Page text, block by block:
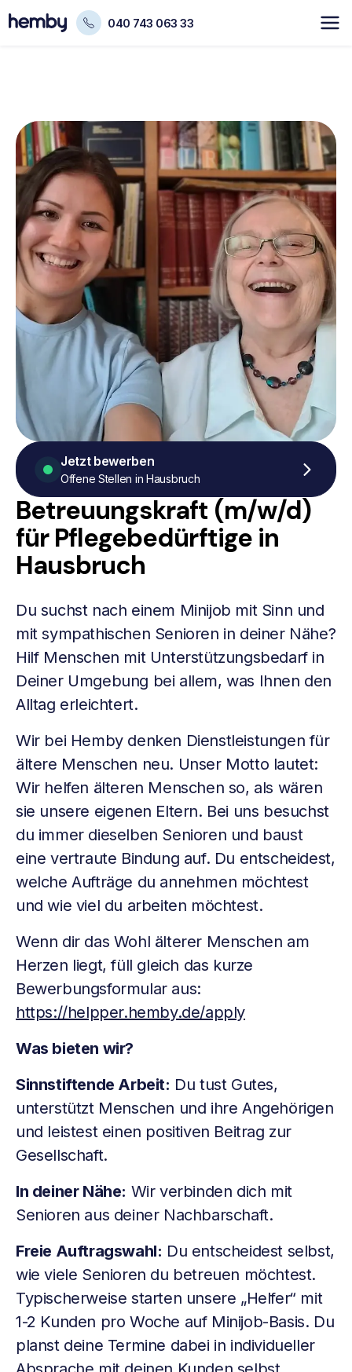
040 743 063 33
Betreuungskraft (m/w/d)
für Pflegebedürftige in
Hausbruch
Du suchst nach einem Minijob mit Sinn und
mit sympathischen Senioren in deiner Nähe?
Hilf Menschen mit Unterstützungsbedarf in
Deiner Umgebung bei allem, was Ihnen den
Alltag erleichtert.
Wir bei Hemby denken Dienstleistungen für
ältere Menschen neu. Unser Motto lautet:
Wir helfen älteren Menschen so, als wären
sie unsere eigenen Eltern. Bei uns besuchst
du immer dieselben Senioren und baust
eine vertraute Bindung auf. Du entscheidest,
welche Aufträge du annehmen möchtest
und wie viel du arbeiten möchtest.
Wenn dir das Wohl älterer Menschen am
Herzen liegt, füll gleich das kurze
Bewerbungsformular aus:
https://helpper.hemby.de/apply
Was bieten wir?
Sinnstiftende Arbeit: Du tust Gutes,
unterstützt Menschen und ihre Angehörigen
und leistest einen positiven Beitrag zur
Gesellschaft.
In deiner Nähe: Wir verbinden dich mit
Senioren aus deiner Nachbarschaft.
Freie Auftragswahl: Du entscheidest selbst,
wie viele Senioren du betreuen möchtest.
Typischerweise starten unsere „Helfer“ mit
1-2 Kunden pro Woche auf Minijob-Basis. Du
planst deine Termine dabei in individueller
Jetzt bewerben
Offene Stellen in Hausbruch